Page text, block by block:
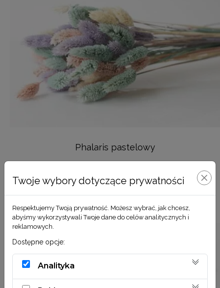
Phalaris pastelowy
Twoje wybory dotyczące prywatności
Respektujemy Twoją prywatność. Możesz wybrać, jak chcesz,
abyśmy wykorzystywali Twoje dane do celów analitycznych i
reklamowych.
Dostępne opcje:
Analityka